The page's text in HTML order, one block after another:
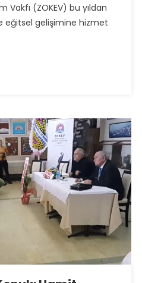
Vakfı (ZOKEV) bu yıldan
eğitsel gelişimine hizmet